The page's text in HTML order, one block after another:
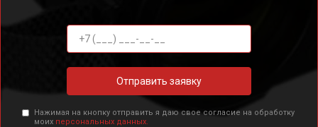
Отправить заявку
Нажимая на кнопку отправить я даю свое согласие на обработку
моих персональных данных.